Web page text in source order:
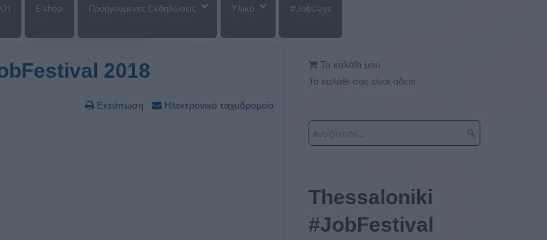
E-shop Προηγούμενες Εκδηλώσεις Υλικό #JobDays
2018
Εκτύπωση Ηλεκτρονικό ταχυδρομείο
Το καλάθι μου
Το καλάθι σας είναι άδειο.
Τhessaloniki
#JobFestival